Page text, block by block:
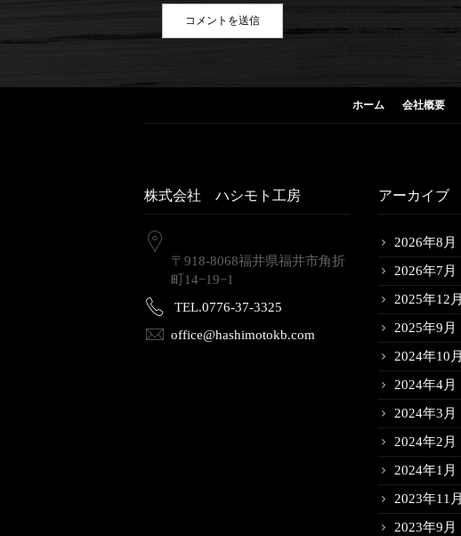
ホーム 会社概要
株式会社 ハシモト工房
〒918-8068福井県福井市角折
町14−19−1
TEL.0776-37-3325
office@hashimotokb.com
アーカイブ
2026年8月
2026年7月
2025年12月
2025年9月
2024年10月
2024年4月
2024年3月
2024年2月
2024年1月
2023年11月
2023年9月